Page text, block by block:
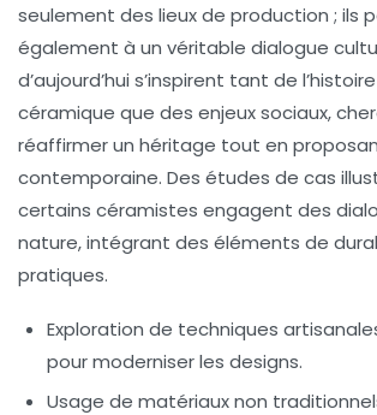
seulement des lieux de production ; ils
également à un véritable dialogue
d’aujourd’hui s’inspirent tant de
céramique que des enjeux sociaux,
réaffirmer un héritage tout en
contemporaine. Des études de cas
certains céramistes engagent des
nature, intégrant des éléments de
pratiques.
Exploration de techniques
pour moderniser les designs.
Usage de matériaux non